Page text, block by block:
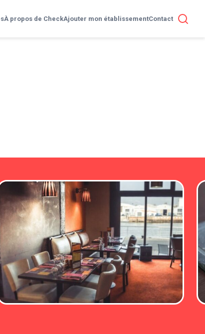
À propos de CheckAjouter mon établissementContact